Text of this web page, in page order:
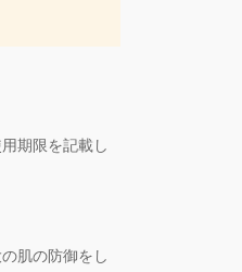
期限を記載し
肌の防御をし